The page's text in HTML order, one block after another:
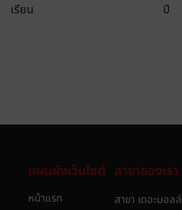
เรียน
ปี
แผนผังเว็บไซต์
หน้าแรก
สาขาของเรา
สาขา เดอะมอลล์